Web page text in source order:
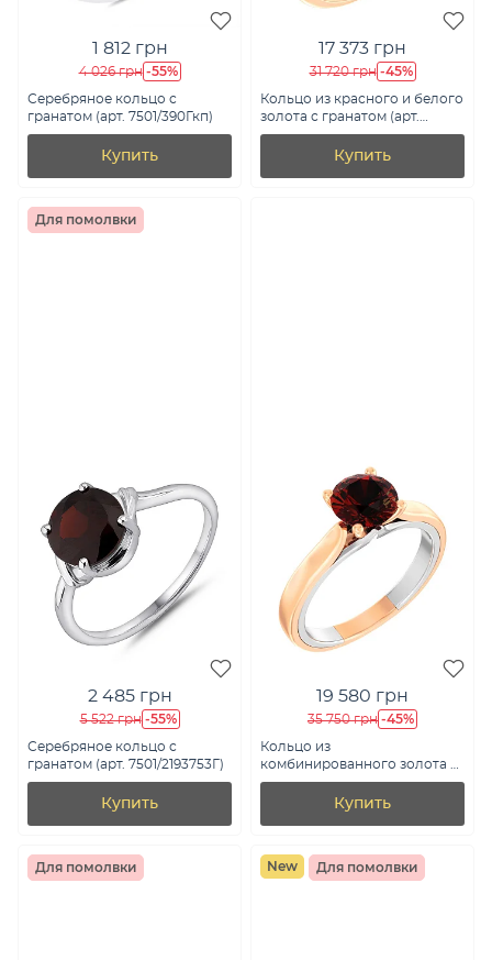
1 812 грн
4 026 грн -55%
Серебряное кольцо с
гранатом (арт. 7501/390Гкп)
Купить
17 373 грн
31 720 грн -45%
Кольцо из красного и белого
золота с гранатом (арт.
140810Пкбк)
Купить
Для помолвки
2 485 грн
5 522 грн -55%
Серебряное кольцо с
гранатом (арт. 7501/2193753Г)
Купить
19 580 грн
35 750 грн -45%
Кольцо из
комбинированного золота с
гранатом (арт. 140809Пкбк)
Купить
Для помолвки New Для помолвки